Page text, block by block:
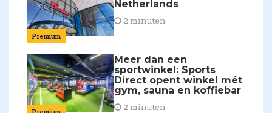
Premium
Netherlands
2 minuten
Meer dan een
sportwinkel: Sports
Direct opent winkel mét
gym, sauna en koffiebar
2 minuten